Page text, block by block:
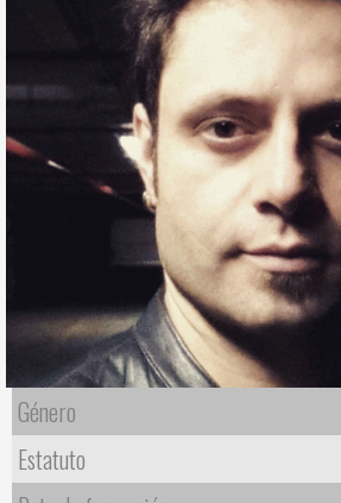
Género
Estatuto